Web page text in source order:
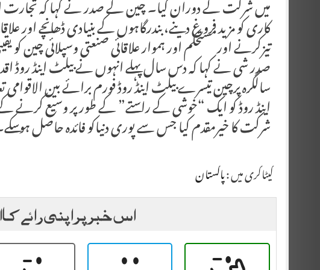
میں شرکت کے دوران کیا۔ چین کے صدر نے کہا کہ تجارت
کاری کو مزید فروغ دینے، بندرگاہوں کے بنیادی ڈھانچے اور
تیزکرنے اورمستحکم اور ہموار علاقائی صنعتی وسپلائی چین
صدر شی نے کہا کہ دس سال پہلے انہوں نے بیلٹ اینڈ روڈ
سالگرہ پرچین تیسرے بیلٹ اینڈ روڈ فورم برائے بین
اینڈ روڈ کو ایک “خوشی کے راستے” کے طور پر وسیع کرنے
شرکت کا خیرمقدم کیا جس سے پوری دنیاکو فائدہ حاصل
کیٹاگری میں :پاکستان
اس خبر پر اپنی رائے